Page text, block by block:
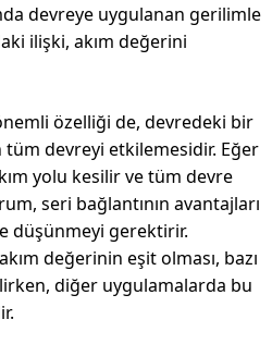
devreye uygulanan gerilimle
ilişki, akım değerini
özelliği de, devredeki bir
tüm devreyi etkilemesidir. Eğer
yolu kesilir ve tüm devre
seri bağlantının avantajları
düşünmeyi gerektirir.
değerinin eşit olması, bazı
diğer uygulamalarda bu